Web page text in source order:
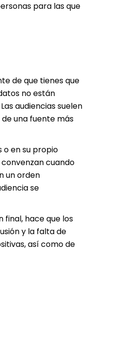
para las que
de que tienes que
no están
audiencias suelen
una fuente más
en su propio
cuando
un orden
se
final, hace que los
y la falta de
así como de